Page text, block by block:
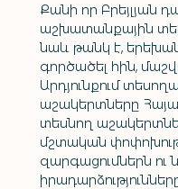
Քանի որ Բրեյլյան
աշխատանքային
նաև թանկ է,
գործածել հին,
Արդյունքում
աշակերտները
տեսնող
մշտական
զարգացումներն ու